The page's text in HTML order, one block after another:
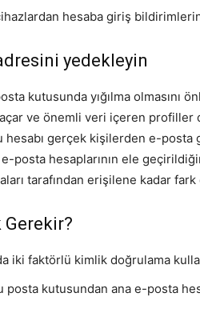
hesaba giriş
yedekleyin
kutusunda yığılma olmasını
ve önemli veri içeren profiller
hesabı gerçek kişilerden e-
posta hesaplarının ele
tarafından erişilene kadar
Gerekir?
iki faktörlü kimlik doğrulama
posta kutusundan ana e-posta